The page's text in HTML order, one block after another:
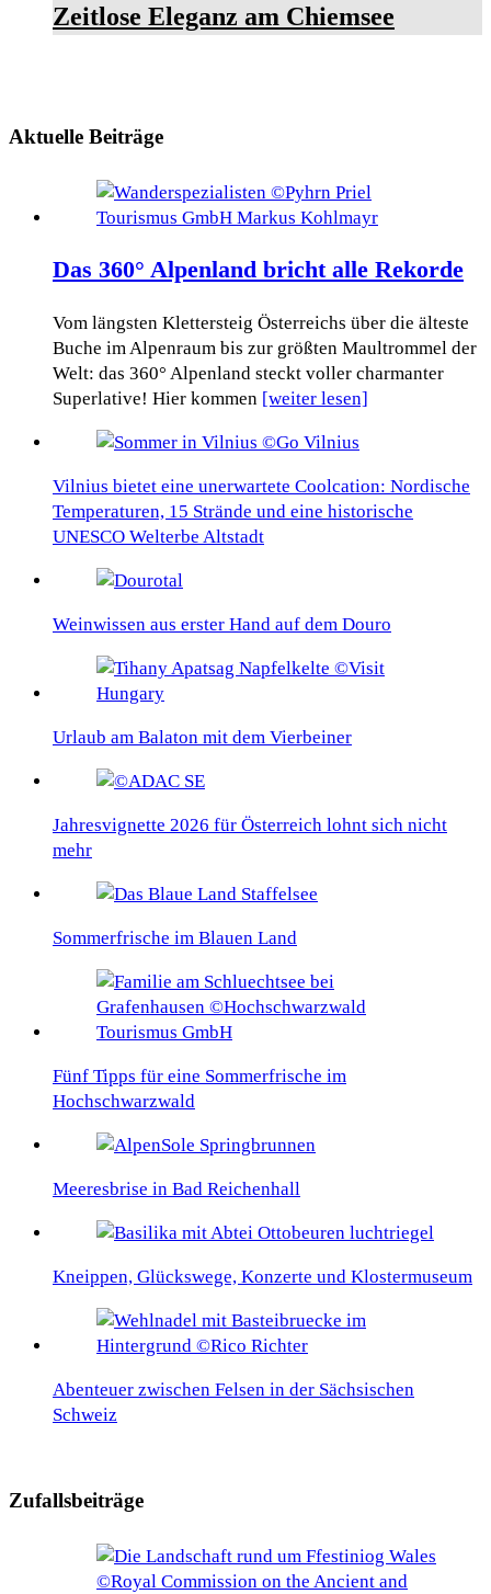
Zeitlose Eleganz am Chiemsee
Aktuelle Beiträge
Das 360° Alpenland bricht alle Rekorde
Vom längsten Klettersteig Österreichs über die älteste
Buche im Alpenraum bis zur größten Maultrommel der
Welt: das 360° Alpenland steckt voller charmanter
Superlative! Hier kommen [weiter lesen]
Vilnius bietet eine unerwartete Coolcation: Nordische
Temperaturen, 15 Strände und eine historische
UNESCO Welterbe Altstadt
Weinwissen aus erster Hand auf dem Douro
Urlaub am Balaton mit dem Vierbeiner
Jahresvignette 2026 für Österreich lohnt sich nicht
mehr
Sommerfrische im Blauen Land
Fünf Tipps für eine Sommerfrische im
Hochschwarzwald
Meeresbrise in Bad Reichenhall
Kneippen, Glückswege, Konzerte und Klostermuseum
Abenteuer zwischen Felsen in der Sächsischen
Schweiz
Zufallsbeiträge